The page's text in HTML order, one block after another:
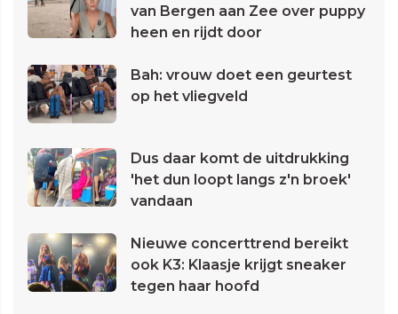
van Bergen aan Zee over puppy
heen en rijdt door
Bah: vrouw doet een geurtest
op het vliegveld
Dus daar komt de uitdrukking
'het dun loopt langs z'n broek'
vandaan
Nieuwe concerttrend bereikt
ook K3: Klaasje krijgt sneaker
tegen haar hoofd